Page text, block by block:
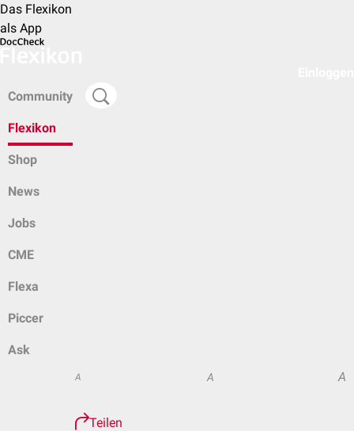
Das Flexikon
als App
Community
Flexikon
Shop
News
Jobs
CME
Flexa
Piccer
Ask
A A A
Teilen